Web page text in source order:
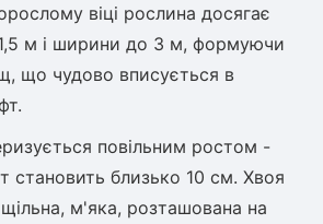
(Жерновець)
рослини
віці рослина досягає
м і ширини до 3 м, формуючи
що чудово вписується в
повільним ростом -
становить близько 10 см. Хвоя
м'яка, розташована на